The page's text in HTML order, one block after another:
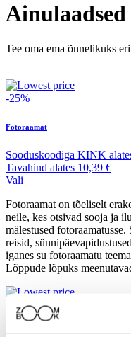
Tee oma ema õnnelikuks
-25%
Fotoraamat
Sooduskoodiga KINK
Tavahind alates 10,39 €
Vali
Fotoraamat on tõeliselt
neile, kes otsivad sooja ja
mälestused
reisid,
iganes su fotoraamatu
Lõppude lõpuks
-42%